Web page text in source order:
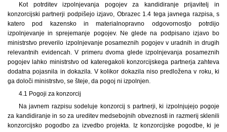
Kot potrditev izpolnjevanja pogojev za kandidiranje prijavitelj in
konzorcijski partnerji podpišejo izjavo, Obrazec 1.4 tega javnega razpisa, s
katero pod kazensko in materialnopravno odgovornostjo potrdijo
izpolnjevanje in sprejemanje pogojev. Ne glede na podpisano izjavo bo
ministrstvo preverilo izpolnjevanje posameznih pogojev v uradnih in drugih
relevantnih evidencah. V primeru dvoma glede izpolnjevanja posameznih
pogojev lahko ministrstvo od kateregakoli konzorcijskega partnerja zahteva
dodatna pojasnila in dokazila. V kolikor dokazila niso predložena v roku, ki
ga določi ministrstvo, se šteje, da pogoj ni izpolnjen.
4.1 Pogoji za konzorcij
Na javnem razpisu sodeluje konzorcij s partnerji, ki izpolnjujejo pogoje
za kandidiranje in so za ureditev medsebojnih obveznosti in razmerij sklenili
konzorcijsko pogodbo za izvedbo projekta. Iz konzorcijske pogodbe, ki je